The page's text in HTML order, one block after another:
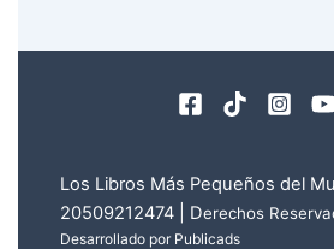
Los Libros Más Pequeños del
20509212474 | Derechos
Desarrollado por Publicads